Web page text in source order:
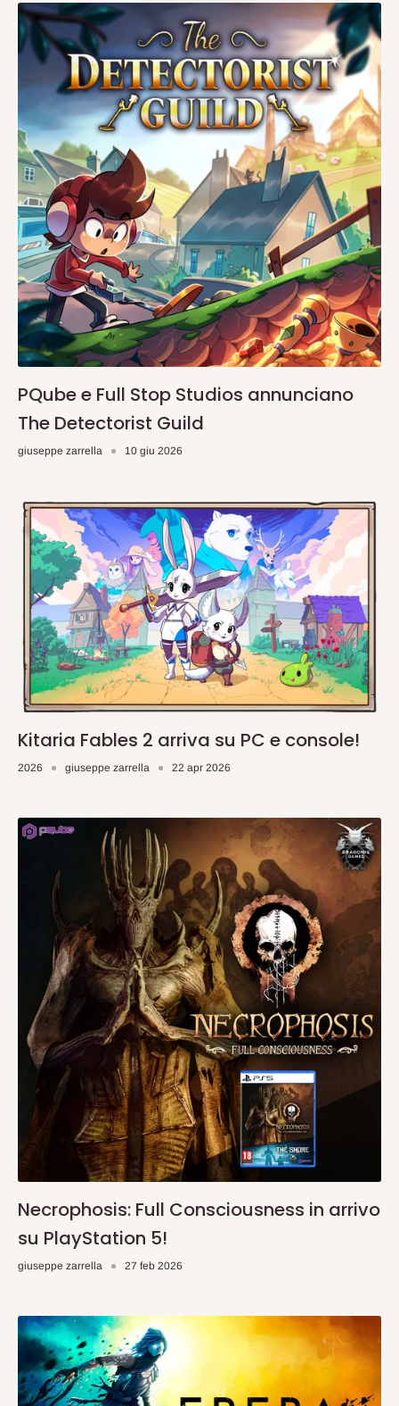
PQube e Full Stop Studios annunciano
The Detectorist Guild
giuseppe zarrella 10 giu 2026
Kitaria Fables 2 arriva su PC e console!
2026 giuseppe zarrella 22 apr 2026
Necrophosis: Full Consciousness in arrivo
su PlayStation 5!
giuseppe zarrella 27 feb 2026